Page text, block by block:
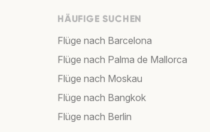
HÄUFIGE SUCHEN
Flüge nach Barcelona
Flüge nach Palma de Mallorca
Flüge nach Moskau
Flüge nach Bangkok
Flüge nach Berlin